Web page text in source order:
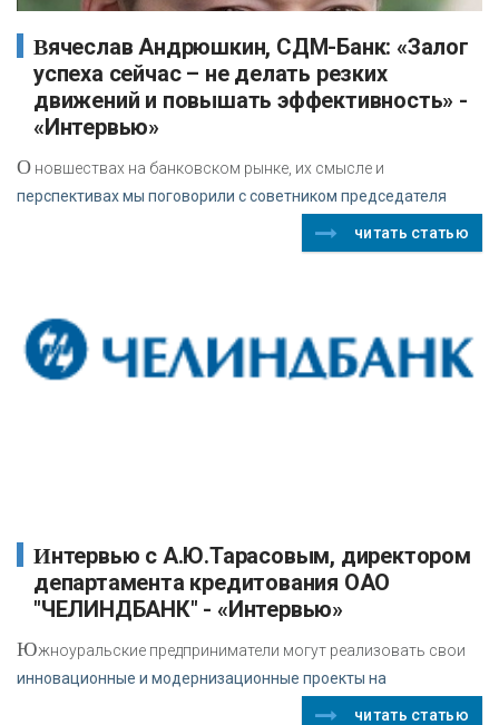
Вячеслав Андрюшкин, СДМ-Банк: «Залог
успеха сейчас – не делать резких
движений и повышать эффективность» -
«Интервью»
О новшествах на банковском рынке, их смысле и
перспективах мы поговорили с советником председателя
читать статью
Интервью с А.Ю.Тарасовым, директором
департамента кредитования ОАО
"ЧЕЛИНДБАНК" - «Интервью»
Южноуральские предприниматели могут реализовать свои
инновационные и модернизационные проекты на
читать статью